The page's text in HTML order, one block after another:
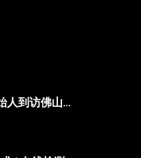
瑞士coatmaster创始人到访佛山翁开尔：非接触测厚技术能否破解涂装行业“效率与精度”难题？